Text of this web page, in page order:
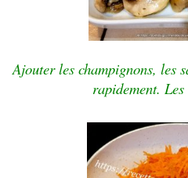
Ajouter les champignons, les
rapidement.